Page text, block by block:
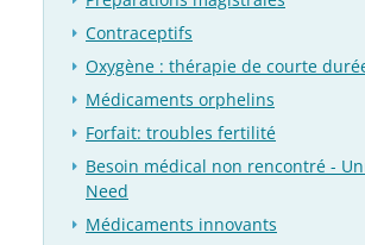
Contraceptifs
Oxygène : thérapie de courte
Médicaments orphelins
Forfait: troubles fertilité
Besoin médical non rencontré -
Need
Médicaments innovants